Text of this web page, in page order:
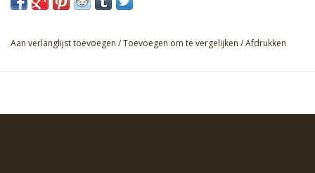
Aan verlanglijst toevoegen /Toevoegen om te vergelijken /Afdrukken